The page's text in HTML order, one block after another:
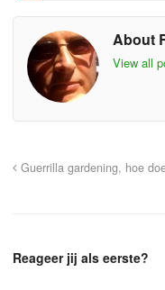
About
View all
Guerrilla gardening, hoe
Reageer jij als eerste?